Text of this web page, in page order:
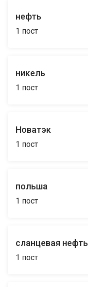
нефть
1 пост
никель
1 пост
Новатэк
1 пост
польша
1 пост
сланцевая нефть
1 пост